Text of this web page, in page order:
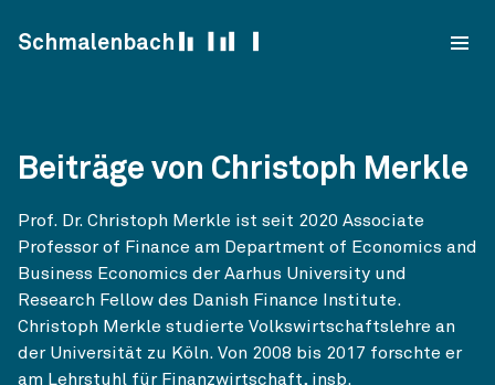
Schmalenbach
Beiträge von Christoph Merkle
Prof. Dr. Christoph Merkle ist seit 2020 Associate
Professor of Finance am Department of Economics and
Business Economics der Aarhus University und
Research Fellow des Danish Finance Institute.
Christoph Merkle studierte Volkswirtschaftslehre an
der Universität zu Köln. Von 2008 bis 2017 forschte er
am Lehrstuhl für Finanzwirtschaft, insb.